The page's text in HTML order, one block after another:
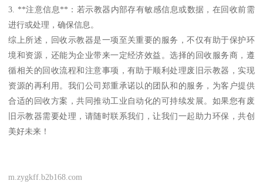
3. **注意信息**：若示教器内部存有敏感信息或数据，在回收前需
进行或处理，确保信息。
综上所述，回收示教器是一项至关重要的服务，不仅有助于保护环
境和资源，还能为企业带来一定经济效益。选择的回收服务商，遵
循相关的回收流程和注意事项，有助于顺利处理废旧示教器，实现
资源的再利用。我们公司郑重承诺以的团队和的服务，为客户提供
合适的回收方案，共同推动工业自动化的可持续发展。如果您有废
旧示教器需要处理，请随时联系我们，让我们一起助力环保，共创
美好未来！
m.zygkff.b2b168.com